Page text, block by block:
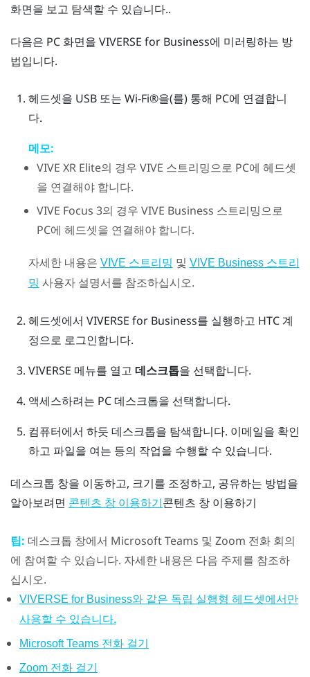
화면을 보고 탐색할 수 있습니다..
다음은 PC 화면을 VIVERSE for Business에 미러링하는 방
법입니다.
헤드셋을 USB 또는 Wi‍-Fi®을(를) 통해 PC에 연결합니
다.
메모:
VIVE XR Elite의 경우VIVE 스트리밍으로 PC에 헤드셋
을 연결해야 합니다.
VIVE Focus 3의 경우VIVE Business 스트리밍으로
PC에 헤드셋을 연결해야 합니다.
자세한 내용은 VIVE 스트리밍 및 VIVE Business 스트리
밍 사용자 설명서를 참조하십시오.
헤드셋에서 VIVERSE for Business를 실행하고 HTC 계
정으로 로그인합니다.
VIVERSE 메뉴를 열고 데스크톱을 선택합니다.
액세스하려는 PC 데스크톱을 선택합니다.
컴퓨터에서 하듯 데스크톱을 탐색합니다. 이메일을 확인
하고 파일을 여는 등의 작업을 수행할 수 있습니다.
데스크톱 창을 이동하고, 크기를 조정하고, 공유하는 방법을
알아보려면 콘텐츠 창 이용하기 콘텐츠 창 이용하기
팁: 데스크톱 창에서 Microsoft Teams 및 Zoom 전화 회의
에 참여할 수 있습니다. 자세한 내용은 다음 주제를 참조하
십시오.
VIVERSE for Business와 같은 독립 실행형 헤드셋에서만
사용할 수 있습니다.
Microsoft Teams 전화 걸기
Zoom 전화 걸기